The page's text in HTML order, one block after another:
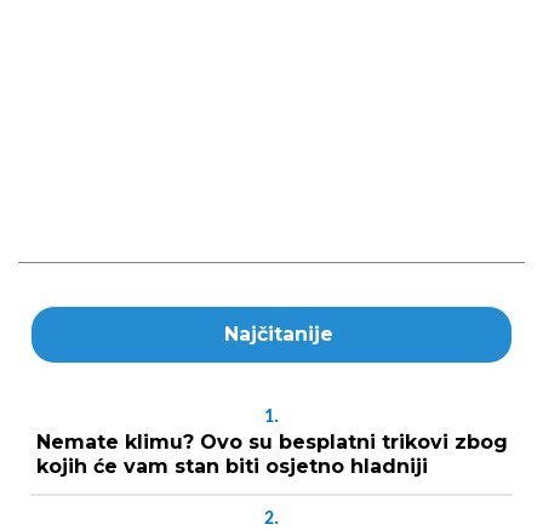
Najčitanije
1.
Nemate klimu? Ovo su besplatni trikovi zbog
kojih će vam stan biti osjetno hladniji
2.